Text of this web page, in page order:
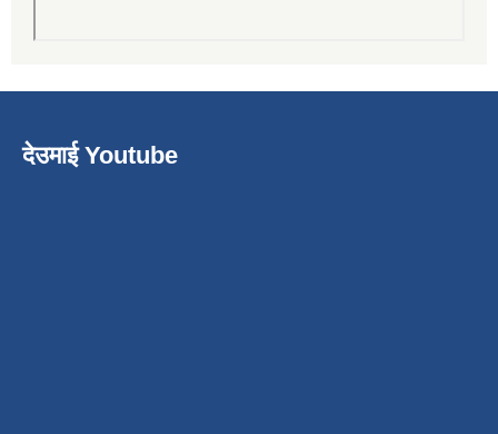
देउमाई Youtube